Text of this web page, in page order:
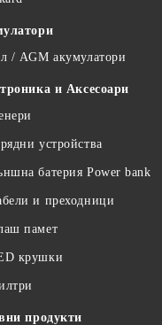
/ AGM акумулатори
и Аксесоари
устройства
батерия Power bank
и преходници
памет
крушки
продукти